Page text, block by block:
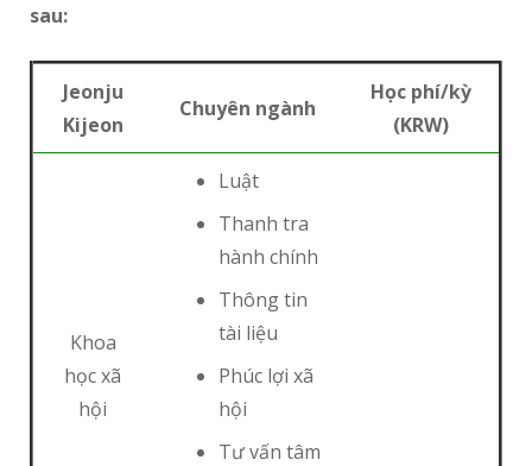
sau:
Jeonju
Kijeon
Chuyên ngành
Học phí/kỳ
(KRW)
Khoa
học xã
hội
Luật
Thanh tra
hành chính
Thông tin
tài liệu
Phúc lợi xã
hội
Tư vấn tâm